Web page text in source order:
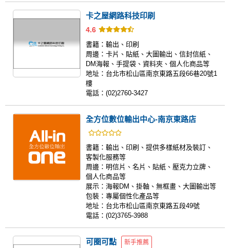
卡之屋網路科技印刷
4.6
書籍： 輸出、印刷
周邊： 卡片、貼紙、大圖輸出、信封信紙、
DM海報、手提袋、資料夾、個人化商品等
地址： 台北市松山區南京東路五段66巷20號1
樓
電話： (02)2760-3427
全方位數位輸出中心-南京東路店
書籍： 輸出、印刷、提供多樣紙材及裝訂、
客製化服務等
周邊： 明信片、名片、貼紙、壓克力立牌、
個人化商品等
展示： 海報DM、掛軸、無框畫、大圖輸出等
包裝： 專屬個性化產品等
地址： 台北市松山區南京東路五段49號
電話： (02)3765-3988
可圈可點 新手推薦